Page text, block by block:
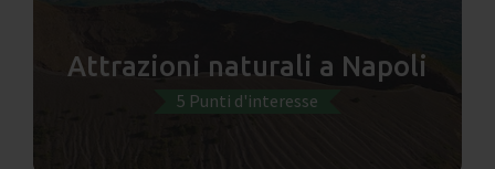
Attrazioni naturali a Napoli
5 Punti d'interesse